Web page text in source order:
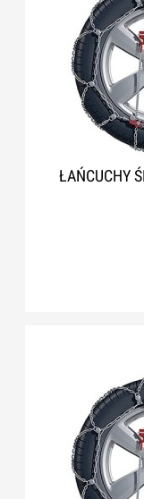
ŁAŃCUCHY